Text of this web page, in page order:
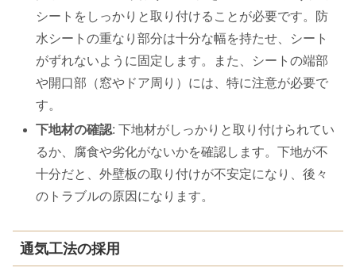
シートをしっかりと取り付けることが必要です。防
水シートの重なり部分は十分な幅を持たせ、シート
がずれないように固定します。また、シートの端部
や開口部（窓やドア周り）には、特に注意が必要で
す。
下地材の確認: 下地材がしっかりと取り付けられてい
るか、腐食や劣化がないかを確認します。下地が不
十分だと、外壁板の取り付けが不安定になり、後々
のトラブルの原因になります。
通気工法の採用